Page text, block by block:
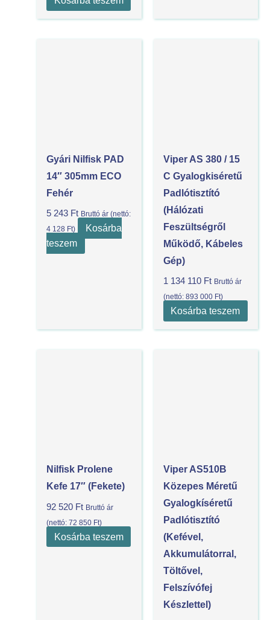
Gyári Nilfisk PAD
14″ 305mm ECO
Fehér
5 243 Ft Bruttó ár (nettó:
4 128 Ft)
Kosárba
teszem
Viper AS 380 / 15
C Gyalogkiséretű
Padlótisztító
(Hálózati
Feszültségről
Működő, Kábeles
Gép)
1 134 110 Ft Bruttó ár
(nettó: 893 000 Ft)
Kosárba teszem
Nilfisk Prolene
Kefe 17″ (Fekete)
92 520 Ft Bruttó ár
(nettó:72 850 Ft)
Kosárba teszem
Viper AS510B
Közepes Méretű
Gyalogkíséretű
Padlótisztító
(kefével,
Akkumulátorral,
Töltővel,
Felszívófej
Készlettel)